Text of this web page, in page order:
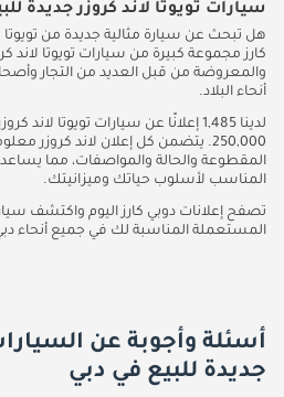
سيارات تويوتا لاند كروزر جديدة
هل تبحث عن سيارة مثالية جديدة من تويوتا
كارز مجموعة كبيرة من سيارات تويوتا لاند
والمعروضة من قبل العديد من التجار
أنحاء البلاد.
لدينا 1,485 إعلانًا عن سيارات تويوتا لاند كروزر تبدأ من متوسط سعر
250,000. يتضمن كل إعلان لاند
المقطوعة والحالة والمواصفات، مما
المناسب لأسلوب حياتك وميزانيتك.
تصفح إعلانات دوبي كارز اليوم واكتشف
المستعملة المناسبة لك في جميع أنحاء
أسئلة وأجوبة عن
جديدة للبيع في دبي